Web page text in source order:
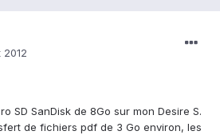
2012
SD SanDisk de 8Go sur mon Desire S.
de fichiers pdf de 3 Go environ, les